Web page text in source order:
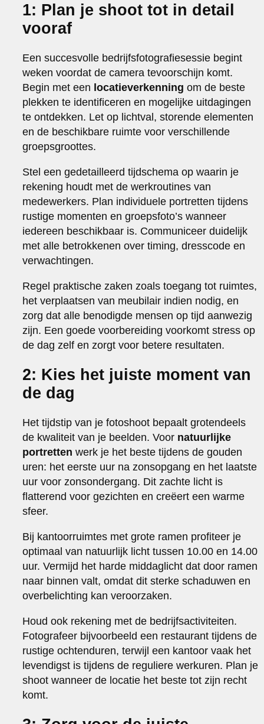
1: Plan je shoot tot in detail
vooraf
Een succesvolle bedrijfsfotografiesessie begint
weken voordat de camera tevoorschijn komt.
Begin met een locatieverkenning om de beste
plekken te identificeren en mogelijke uitdagingen
te ontdekken. Let op lichtval, storende elementen
en de beschikbare ruimte voor verschillende
groepsgroottes.
Stel een gedetailleerd tijdschema op waarin je
rekening houdt met de werkroutines van
medewerkers. Plan individuele portretten tijdens
rustige momenten en groepsfoto’s wanneer
iedereen beschikbaar is. Communiceer duidelijk
met alle betrokkenen over timing, dresscode en
verwachtingen.
Regel praktische zaken zoals toegang tot ruimtes,
het verplaatsen van meubilair indien nodig, en
zorg dat alle benodigde mensen op tijd aanwezig
zijn. Een goede voorbereiding voorkomt stress op
de dag zelf en zorgt voor betere resultaten.
2: Kies het juiste moment van
de dag
Het tijdstip van je fotoshoot bepaalt grotendeels
de kwaliteit van je beelden. Voor natuurlijke
portretten werk je het beste tijdens de gouden
uren: het eerste uur na zonsopgang en het laatste
uur voor zonsondergang. Dit zachte licht is
flatterend voor gezichten en creëert een warme
sfeer.
Bij kantoorruimtes met grote ramen profiteer je
optimaal van natuurlijk licht tussen 10.00 en 14.00
uur. Vermijd het harde middaglicht dat door ramen
naar binnen valt, omdat dit sterke schaduwen en
overbelichting kan veroorzaken.
Houd ook rekening met de bedrijfsactiviteiten.
Fotografeer bijvoorbeeld een restaurant tijdens de
rustige ochtenduren, terwijl een kantoor vaak het
levendigst is tijdens de reguliere werkuren. Plan je
shoot wanneer de locatie het beste tot zijn recht
komt.